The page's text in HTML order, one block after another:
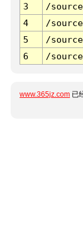
3 /
4
/
5
/
6
/
www.365jz.com 已